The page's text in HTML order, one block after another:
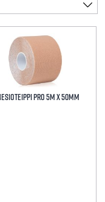
Pro 5m x 50mm